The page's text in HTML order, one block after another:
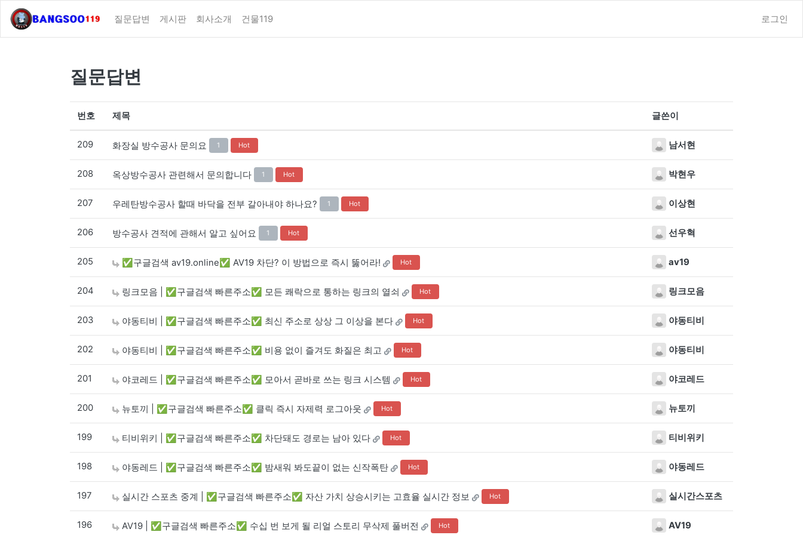
질문답변 게시판 회사소개 건물119 로그인
질문답변
번호 제목 글쓴이
209 화장실 방수공사 문의요 1 Hot 남서현
208 옥상방수공사 관련해서 문의합니다 1 Hot 박현우
207 우레탄방수공사 할때 바닥을 전부 갈아내야 하나요? 1 Hot 이상현
206 방수공사 견적에 관해서 알고 싶어요 1 Hot 선우혁
205 ✅구글검색 av19.online✅ AV19 차단? 이 방법으로 즉시 뚫어라! Hot av19
204 링크모음 | ✅구글검색 빠른주소✅ 모든 쾌락으로 통하는 링크의 열쇠 Hot 링크모음
203 야동티비 | ✅구글검색 빠른주소✅ 최신 주소로 상상 그 이상을 본다 Hot 야동티비
202 야동티비 | ✅구글검색 빠른주소✅ 비용 없이 즐겨도 화질은 최고 Hot 야동티비
201 야코레드 | ✅구글검색 빠른주소✅ 모아서 곧바로 쓰는 링크 시스템 Hot 야코레드
200 뉴토끼 | ✅구글검색 빠른주소✅ 클릭 즉시 자제력 로그아웃 Hot 뉴토끼
199 티비위키 | ✅구글검색 빠른주소✅ 차단돼도 경로는 남아 있다 Hot 티비위키
198 야동레드 | ✅구글검색 빠른주소✅ 밤새워 봐도끝이 없는 신작폭탄 Hot 야동레드
197 실시간 스포츠 중계 | ✅구글검색 빠른주소✅ 자산 가치 상승시키는 고효율 실시간 정보 Hot 실시간스포츠
196 AV19 | ✅구글검색 빠른주소✅ 수십 번 보게 될 리얼 스토리 무삭제 풀버전 Hot AV19